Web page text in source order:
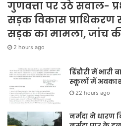
गुणवत्ता पर उठे सवाल-
सड़क विकास प्राधिकरण
सड़क का मामला, जांच
2 hours ago
डिंडौरी में
स्कूलों में
22 hours ago
नर्मदा ने धारण